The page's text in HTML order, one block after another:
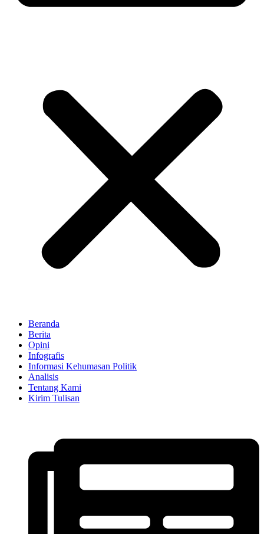
Beranda
Berita
Opini
Infografis
Informasi Kehumasan Politik
Analisis
Tentang Kami
Kirim Tulisan